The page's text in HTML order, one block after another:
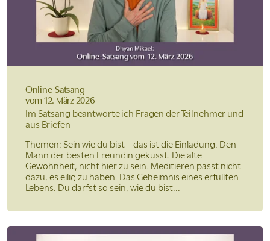
Online-Satsang
vom 12. März 2026
Im Satsang beantworte ich Fragen der Teilnehmer und
aus Briefen
Themen: Sein wie du bist – das ist die Einladung. Den
Mann der besten Freundin geküsst. Die alte
Gewohnheit, nicht hier zu sein. Meditieren passt nicht
dazu, es eilig zu haben. Das Geheimnis eines erfüllten
Lebens. Du darfst so sein, wie du bist...